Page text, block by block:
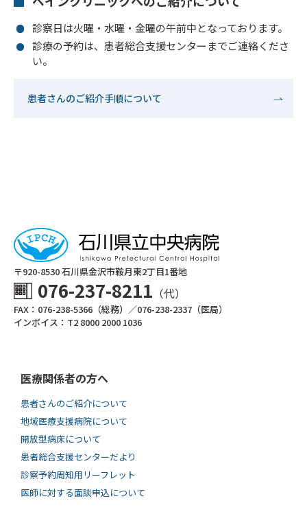
診察日は火曜・水曜・金曜の午前中となっております。
診療の予約は、患者総合支援センターまでご連絡くださ
い。
患者さんのご紹介手順について
〒920-8530 ⽯川県⾦沢市鞍⽉東2丁⽬1番地
076-237-8211 （代）
FAX：076-238-5366（総務）／076-238-2337（医局）
インボイス：T2 8000 2000 1036
医療関係者の方へ
患者さんのご紹介について
地域医療支援病院について
開放型病床について
患者総合支援センターだより
診察予約周知用リーフレット
医師に対する面談申込について